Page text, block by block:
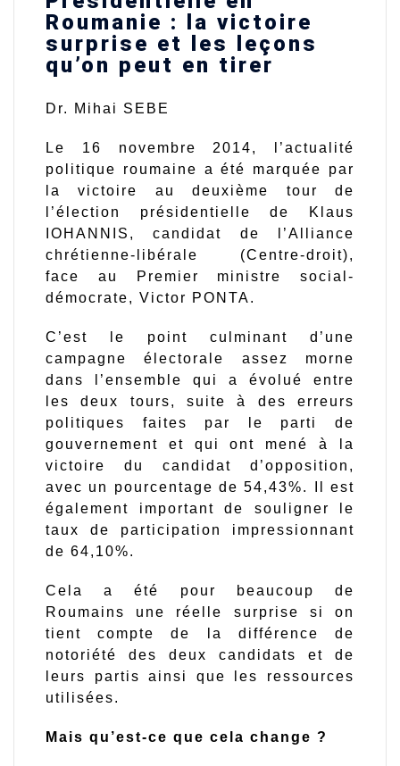
Roumanie : la victoire
surprise et les leçons
qu’on peut en tirer
Dr. Mihai SEBE
Le 16 novembre 2014, l’actualité
politique roumaine a été marquée par
la victoire au deuxième tour de
l’élection présidentielle de Klaus
IOHANNIS, candidat de l’Alliance
chrétienne-libérale (Centre-droit),
face au Premier ministre social-
démocrate, Victor PONTA.
C’est le point culminant d’une
campagne électorale assez morne
dans l’ensemble qui a évolué entre
les deux tours, suite à des erreurs
politiques faites par le parti de
gouvernement et qui ont mené à la
victoire du candidat d’opposition,
avec un pourcentage de 54,43%. Il est
également important de souligner le
taux de participation impressionnant
de 64,10%.
Cela a été pour beaucoup de
Roumains une réelle surprise si on
tient compte de la différence de
notoriété des deux candidats et de
leurs partis ainsi que les ressources
utilisées.
Mais qu’est-ce que cela change ?